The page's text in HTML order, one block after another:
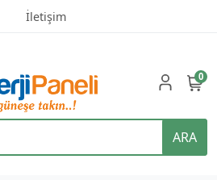
İletişim
ARA
0